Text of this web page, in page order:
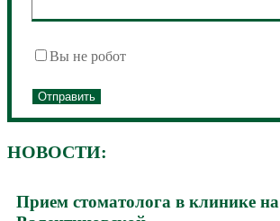
Вы не робот
НОВОСТИ:
Прием стоматолога в клинике на